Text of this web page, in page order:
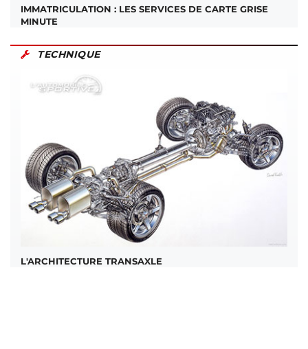
IMMATRICULATION : LES SERVICES DE CARTE GRISE
MINUTE
TECHNIQUE
L'ARCHITECTURE TRANSAXLE